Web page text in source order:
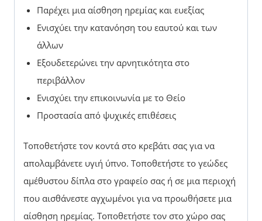
Παρέχει μια αίσθηση ηρεμίας και ευεξίας
Ενισχύει την κατανόηση του εαυτού και των
άλλων
Εξουδετερώνει την αρνητικότητα στο
περιβάλλον
Ενισχύει την επικοινωνία με το Θείο
Προστασία από ψυχικές επιθέσεις
Τοποθετήστε τον κοντά στο κρεβάτι σας για να
απολαμβάνετε υγιή ύπνο. Τοποθετήστε το γεώδες
αμέθυστου δίπλα στο γραφείο σας ή σε μια περιοχή
που αισθάνεστε αγχωμένοι για να προωθήσετε μια
αίσθηση ηρεμίας. Τοποθετήστε τον στο χώρο σας